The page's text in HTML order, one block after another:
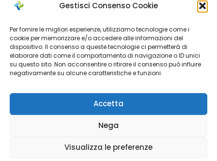
Gestisci Consenso Cookie
Per fornire le migliori esperienze, utilizziamo tecnologie come i
cookie per memorizzare e/o accedere alle informazioni del
dispositivo. Il consenso a queste tecnologie ci permetterà di
elaborare dati come il comportamento di navigazione o ID unici
su questo sito. Non acconsentire o ritirare il consenso può influire
negativamente su alcune caratteristiche e funzioni.
Accetta
Nega
Visualizza le preferenze
Servizi
Progetti
Titoli sociali
Misure regionali